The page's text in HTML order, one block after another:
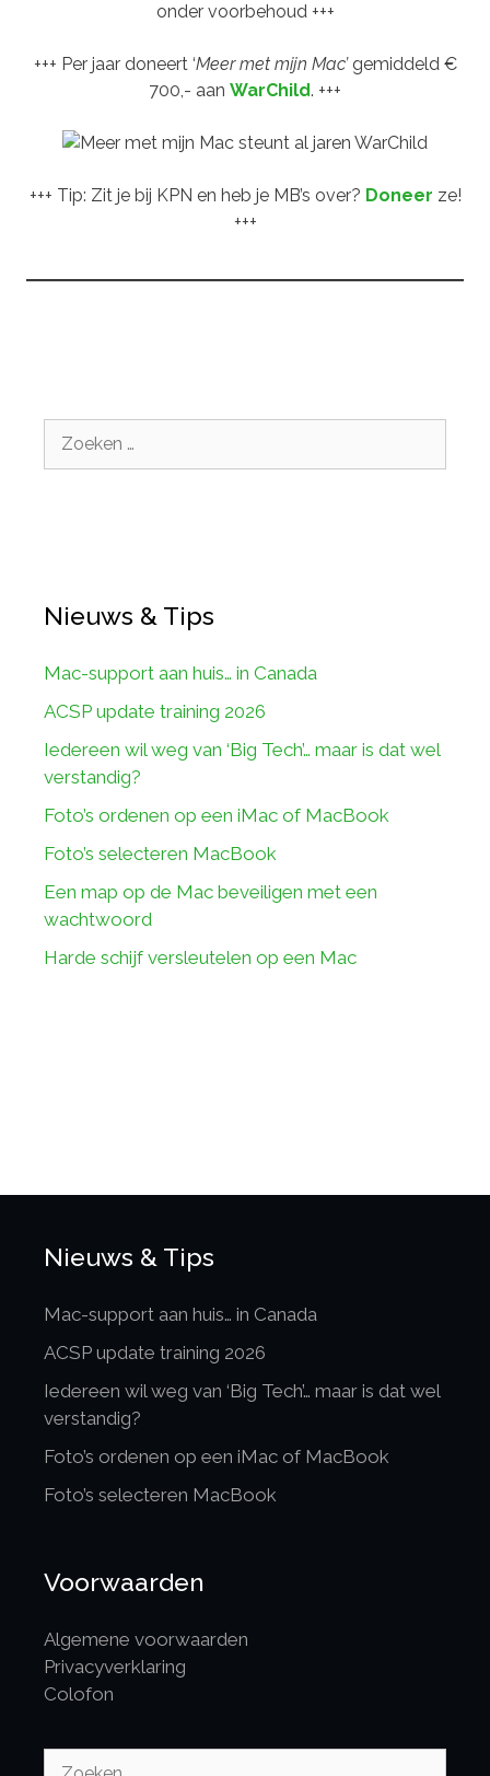
onder voorbehoud +++
+++ Per jaar doneert ‘Meer met mijn Mac’gemiddeld €
700,- aan WarChild. +++
+++ Tip: Zit je bij KPN en heb je MB’s over? Doneer ze!
+++
Zoek
Nieuws & Tips
Mac-support aan huis… in Canada
ACSP update training 2026
Iedereen wil weg van ‘Big Tech’… maar is dat wel
verstandig?
Foto’s ordenen op een iMac of MacBook
Foto’s selecteren MacBook
Een map op de Mac beveiligen met een
wachtwoord
Harde schijf versleutelen op een Mac
Nieuws & Tips
Mac-support aan huis… in Canada
ACSP update training 2026
Iedereen wil weg van ‘Big Tech’… maar is dat wel
verstandig?
Foto’s ordenen op een iMac of MacBook
Foto’s selecteren MacBook
Voorwaarden
Algemene voorwaarden
Privacyverklaring
Colofon
Zoek